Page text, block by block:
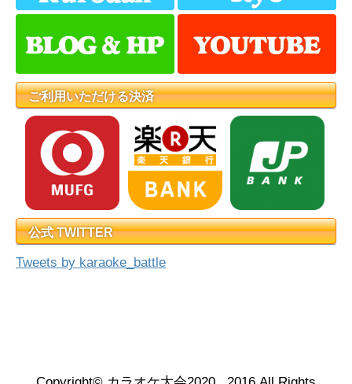
ご利用いただける決済
公式 TWITTER
Tweets by karaoke_battle